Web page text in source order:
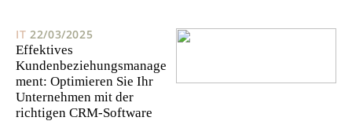
IT 22/03/2025
Effektives
Kundenbeziehungsmanage
ment: Optimieren Sie Ihr
Unternehmen mit der
richtigen CRM-Software